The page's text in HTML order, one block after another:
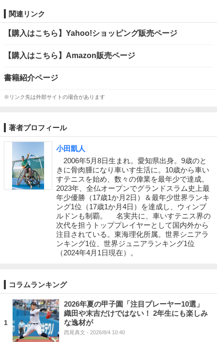
関連リンク
【購入はこちら】Yahoo!ショッピング販売ページ
【購入はこちら】Amazon販売ページ
書籍紹介ページ
※リンク先は外部サイトの場合があります
著者プロフィール
小田凱人
2006年5月8日生まれ。愛知県出身。9歳のと
きに骨肉腫になり車いす生活に。10歳から車い
すテニスを始め、数々の偉業を最年少で達成。
2023年、全仏オープンでグランドスラム史上最
年少優勝（17歳1か月2日）＆最年少世界ランキ
ング1位（17歳1か月4日）を達成し、ウィンブ
ルドンも制覇。 名実共に、車いすテニス界の
次代を担うトッププレイヤーとして国内外から
注目されている。東海理化所属。世界シニアラ
ンキング1位、世界ジュニアランキング1位
（2024年4月1日現在）。
コラムランキング
1
2026年夏の甲子園「注目プレーヤー10選」
織田や末吉だけではない！ 2年生にも楽しみ
な逸材が
西尾典文 - 2026/8/4 10:40